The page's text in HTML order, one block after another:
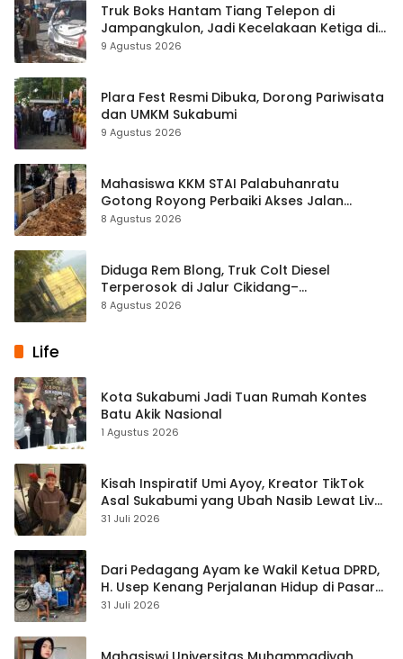
Truk Boks Hantam Tiang Telepon di
Jampangkulon, Jadi Kecelakaan Ketiga di
Titik yang Sama
9 Agustus 2026
Plara Fest Resmi Dibuka, Dorong Pariwisata
dan UMKM Sukabumi
9 Agustus 2026
Mahasiswa KKM STAI Palabuhanratu
Gotong Royong Perbaiki Akses Jalan
Majelis Ta’lim di Sagaranten
8 Agustus 2026
Diduga Rem Blong, Truk Colt Diesel
Terperosok di Jalur Cikidang–
Palabuhanratu
8 Agustus 2026
Life
Kota Sukabumi Jadi Tuan Rumah Kontes
Batu Akik Nasional
1 Agustus 2026
Kisah Inspiratif Umi Ayoy, Kreator TikTok
Asal Sukabumi yang Ubah Nasib Lewat Live
Streaming
31 Juli 2026
Dari Pedagang Ayam ke Wakil Ketua DPRD,
H. Usep Kenang Perjalanan Hidup di Pasar
Cisaat
31 Juli 2026